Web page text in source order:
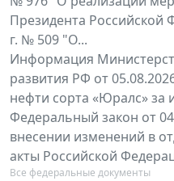
Президента Российской
г. № 509 "О...
Информация
развития РФ от
нефти сорта «Юралс» за
Федеральный закон от
внесении изменений в
акты Российской
Все федеральные документы